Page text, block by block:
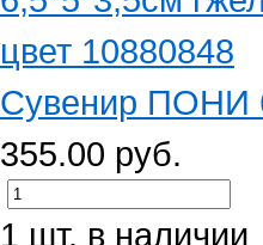
Сувенир ПОНИ
355.00 руб.
1 шт. в наличии